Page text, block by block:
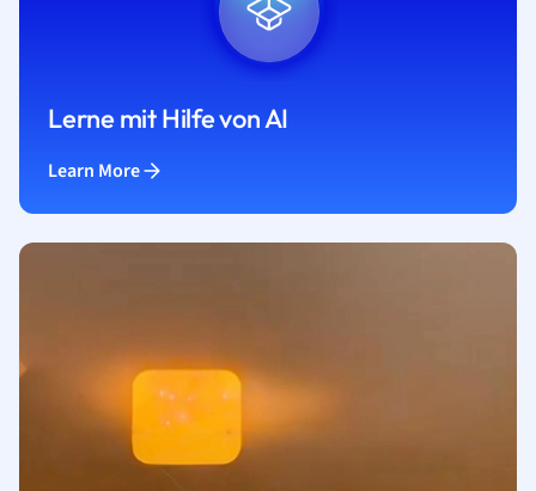
Lerne mit Hilfe von AI
Learn More